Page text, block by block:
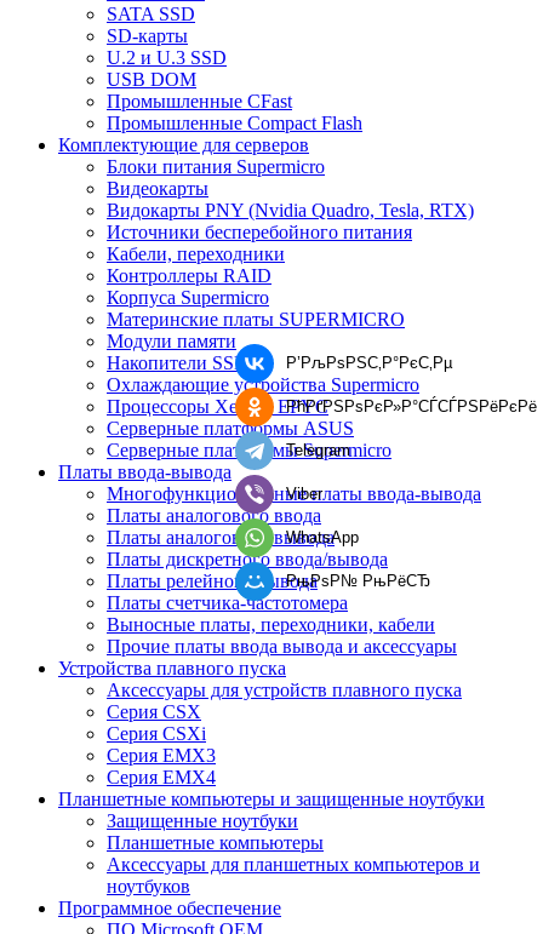
SATA SSD
SD-карты
U.2 и U.3 SSD
USB DOM
Промышленные CFast
Промышленные Compact Flash
Комплектующие для серверов
Блоки питания Supermicro
Видеокарты
Видокарты PNY (Nvidia Quadro, Tesla, RTX)
Источники бесперебойного питания
Кабели, переходники
Контроллеры RAID
Корпуса Supermicro
Материнские платы SUPERMICRO
Модули памяти
Накопители SSD
Охлаждающие устройства Supermicro
Процессоры Xeon и EPYC
Серверные платформы ASUS
Серверные платформы Supermicro
Платы ввода-вывода
Многофункциональные платы ввода-вывода
Платы аналогового ввода
Платы аналогового вывода
Платы дискретного ввода/вывода
Платы релейного вывода
Платы счетчика-частотомера
Выносные платы, переходники, кабели
Прочие платы ввода вывода и аксессуары
Устройства плавного пуска
Аксессуары для устройств плавного пуска
Серия CSX
Серия CSXi
Серия EMX3
Серия EMX4
Планшетные компьютеры и защищенные ноутбуки
Защищенные ноутбуки
Планшетные компьютеры
Аксессуары для планшетных компьютеров и
ноутбуков
Программное обеспечение
ПО Microsoft OEM
Р’РљРѕРЅС‚Р°РєС‚Рµ
РћРґРЅРѕРєР»Р°СЃСЃРЅРёРєРё
Telegram
Viber
WhatsApp
РњРѕР№ РњРёСЂ